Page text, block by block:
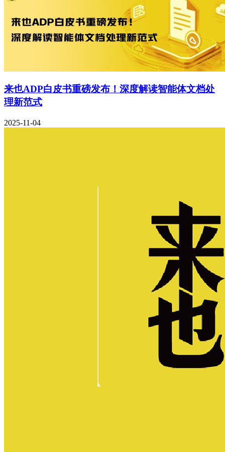
来也ADP白皮书重磅发布！深度解读智能体文档处
理新范式
2025-11-04